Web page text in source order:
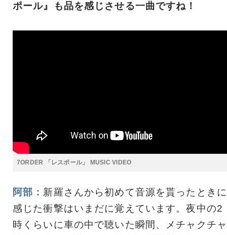
ポール』も品を感じさせる一曲ですね！
7ORDER 「レスポール」 MUSIC VIDEO
阿部： 新羅さんから初めて音源を貰ったときに
感じた衝撃はいまだに覚えています。夜中の2
時くらいに車の中で聴いた瞬間、メチャクチャ